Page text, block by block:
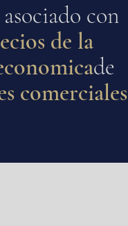
con
de la
de
comerciales